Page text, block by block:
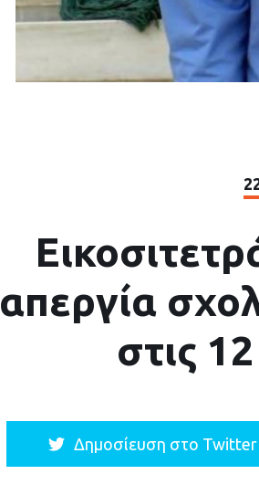
απεργία
στις
Δημοσίευση στο Twitter